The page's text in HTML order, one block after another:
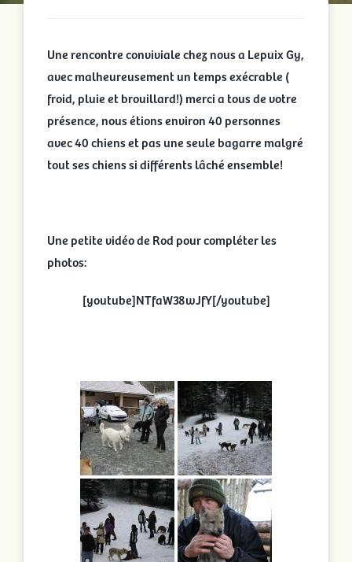
Une rencontre conviviale chez nous a Lepuix Gy,
avec malheureusement un temps exécrable (
froid, pluie et brouillard!) merci a tous de votre
présence, nous étions environ 40 personnes
avec 40 chiens et pas une seule bagarre malgré
tout ses chiens si différents lâché ensemble!
Une petite vidéo de Rod pour compléter les
photos:
[youtube]NTfaW38wJfY[/youtube]